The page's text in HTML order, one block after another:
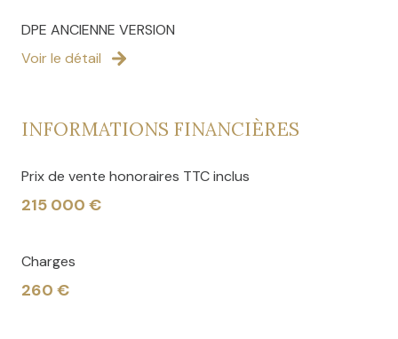
DPE ANCIENNE VERSION
Voir le détail
INFORMATIONS FINANCIÈRES
Prix de vente honoraires TTC inclus
215 000 €
Charges
260 €